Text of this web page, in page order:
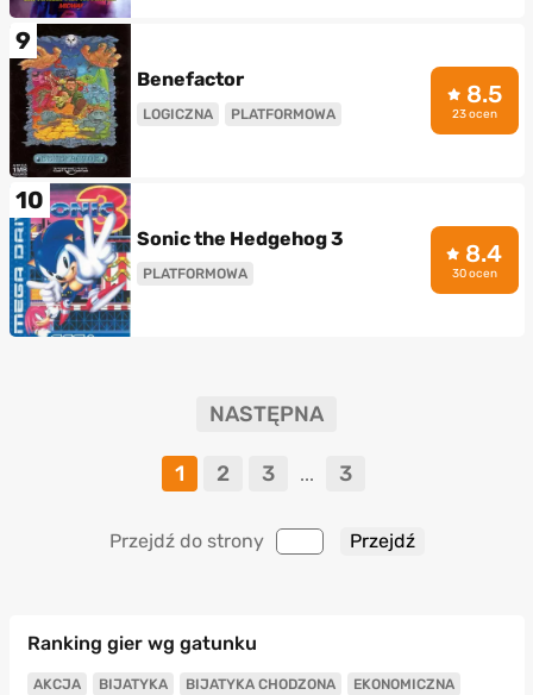
9
Benefactor
LOGICZNA PLATFORMOWA
8.5
23 ocen
10
Sonic the Hedgehog 3
PLATFORMOWA
8.4
30 ocen
NASTĘPNA
1 2 3 ... 3
Przejdź do strony
Ranking gier wg gatunku
AKCJA BIJATYKA BIJATYKA CHODZONA EKONOMICZNA